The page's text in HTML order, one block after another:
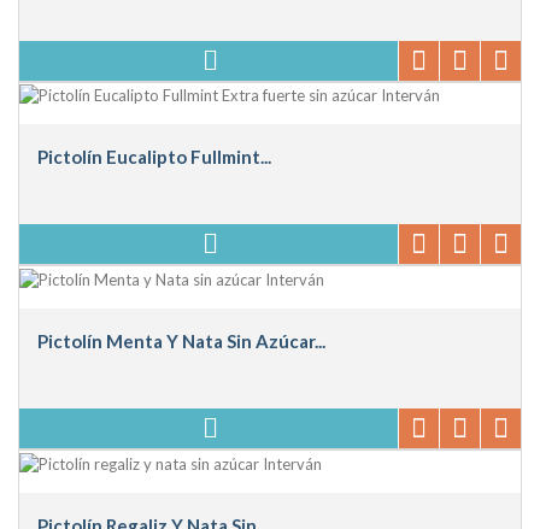
Pictolín Eucalipto Fullmint...
Pictolín Menta Y Nata Sin Azúcar...